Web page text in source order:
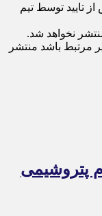
تایید توسط تیم
نخواهد شد.
مرتبط باشد منتشر
پتروشیمی